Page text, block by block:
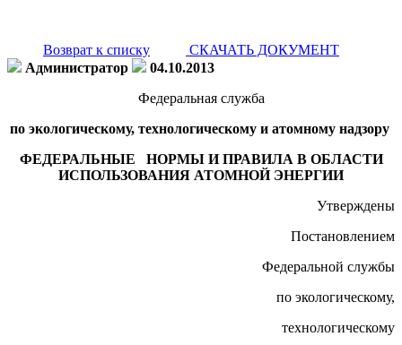
Возврат к списку
СКАЧАТЬ ДОКУМЕНТ
Администратор
04.10.2013
Федеральная служба
по экологическому, технологическому и атомному надзору
ФЕДЕРАЛЬНЫЕ НОРМЫ И ПРАВИЛА В ОБЛАСТИ
ИСПОЛЬЗОВАНИЯ АТОМНОЙ ЭНЕРГИИ
Утверждены
Постановлением
Федеральной службы
по экологическому,
технологическому